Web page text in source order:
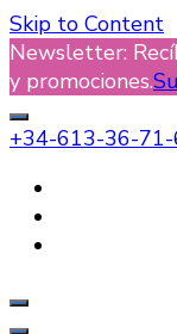
Skip to Content
Newsletter:
y promociones.
+34-613-36-